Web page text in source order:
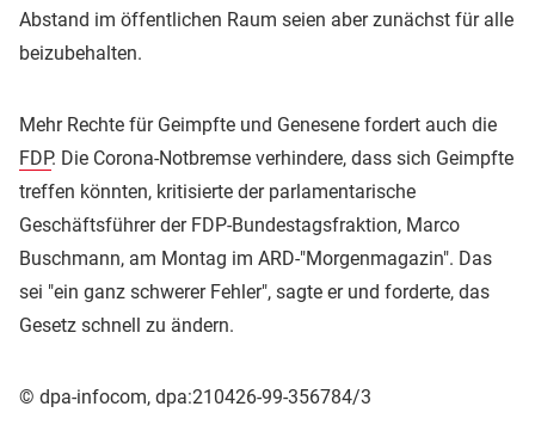
Abstand im öffentlichen Raum seien aber zunächst für alle
beizubehalten.
Mehr Rechte für Geimpfte und Genesene fordert auch die
FDP. Die Corona-Notbremse verhindere, dass sich Geimpfte
treffen könnten, kritisierte der parlamentarische
Geschäftsführer der FDP-Bundestagsfraktion, Marco
Buschmann, am Montag im ARD-"Morgenmagazin". Das
sei "ein ganz schwerer Fehler", sagte er und forderte, das
Gesetz schnell zu ändern.
© dpa-infocom, dpa:210426-99-356784/3